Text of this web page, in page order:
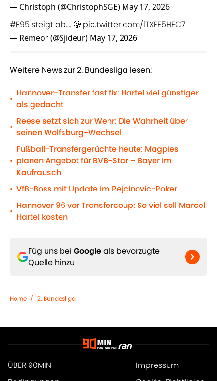
— Christoph (@ChristophSGE) May 17, 2026
#F95 steigt ab…. 🥲 pic.twitter.com/lTXFE5HEC7
— Remeor (@Sjideur) May 17, 2026
Weitere News zur 2. Bundesliga lesen:
•
Hannover-Transfer fast fix: Hartel viel günstiger
als gedacht
•
Reese setzt sich zur Wehr: Die Wahrheit über
seinen Wolfsburg-Wechsel
•
Fußball-Transfergerüchte heute: Magpies
planen Angebot für BVB-Star – Bayer im
Kaufrausch
• VfB-Boss mit Update im Pejcinovic-Poker
•
Hannover 96 vor Transfercoup: So viel soll Marcel
Hartel kosten
Füg uns bei Googleals bevorzugte
Quelle hinzu
Home / 2. Bundesliga
ÜBER 90MIN
Impressum